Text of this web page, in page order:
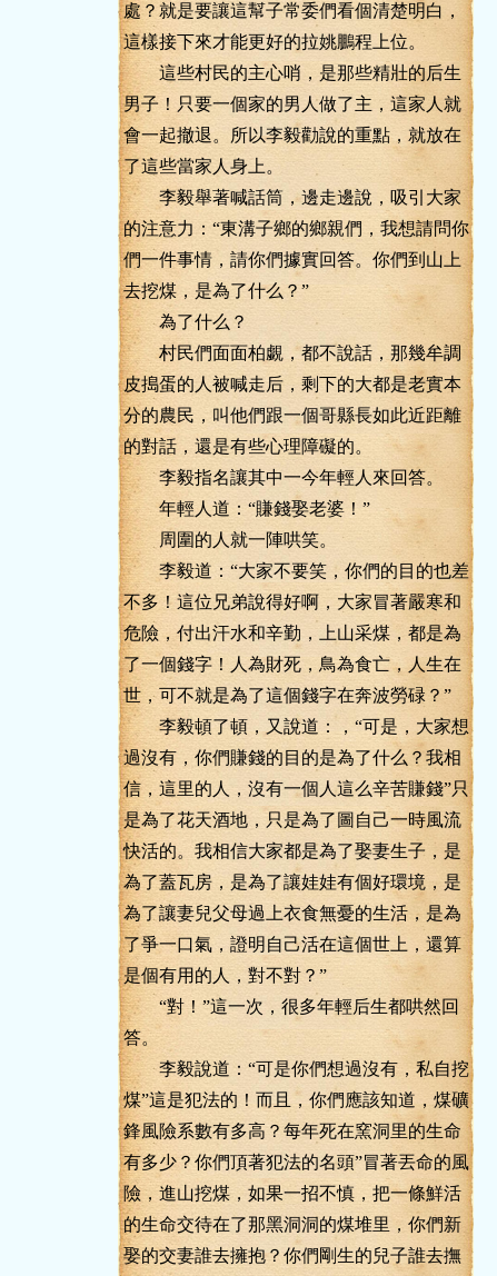
處？就是要讓這幫子常委們看個清楚明白，
這樣接下來才能更好的拉姚鵬程上位。
這些村民的主心哨，是那些精壯的后生
男子！只要一個家的男人做了主，這家人就
會一起撤退。所以李毅勸說的重點，就放在
了這些當家人身上。
李毅舉著喊話筒，邊走邊說，吸引大家
的注意力：“東溝子鄉的鄉親們，我想請問你
們一件事情，請你們據實回答。你們到山上
去挖煤，是為了什么？”
為了什么？
村民們面面柏覷，都不說話，那幾牟調
皮搗蛋的人被喊走后，剩下的大都是老實本
分的農民，叫他們跟一個哥縣長如此近距離
的對話，還是有些心理障礙的。
李毅指名讓其中一今年輕人來回答。
年輕人道：“賺錢娶老婆！”
周圍的人就一陣哄笑。
李毅道：“大家不要笑，你們的目的也差
不多！這位兄弟說得好啊，大家冒著嚴寒和
危險，付出汗水和辛勤，上山采煤，都是為
了一個錢字！人為財死，鳥為食亡，人生在
世，可不就是為了這個錢字在奔波勞碌？”
李毅頓了頓，又說道：，“可是，大家想
過沒有，你們賺錢的目的是為了什么？我相
信，這里的人，沒有一個人這么辛苦賺錢”只
是為了花天酒地，只是為了圖自己一時風流
快活的。我相信大家都是為了娶妻生子，是
為了蓋瓦房，是為了讓娃娃有個好環境，是
為了讓妻兒父母過上衣食無憂的生活，是為
了爭一口氣，證明自己活在這個世上，還算
是個有用的人，對不對？”
“對！”這一次，很多年輕后生都哄然回
答。
李毅說道：“可是你們想過沒有，私自挖
煤”這是犯法的！而且，你們應該知道，煤礦
鋒風險系數有多高？每年死在窯洞里的生命
有多少？你們頂著犯法的名頭”冒著丟命的風
險，進山挖煤，如果一招不慎，把一條鮮活
的生命交待在了那黑洞洞的煤堆里，你們新
娶的交妻誰去擁抱？你們剛生的兒子誰去撫